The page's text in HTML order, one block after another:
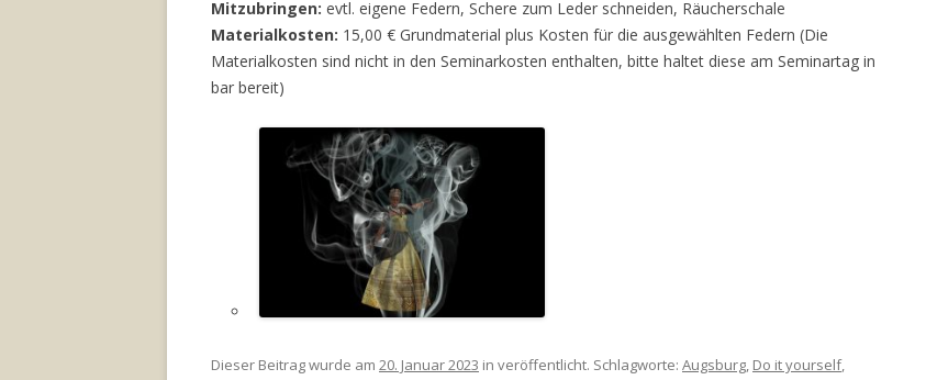
Mitzubringen: evtl. eigene Federn, Schere zum Leder schneiden, Räucherschale
Materialkosten: 15,00 € Grundmaterial plus Kosten für die ausgewählten Federn (Die
Materialkosten sind nicht in den Seminarkosten enthalten, bitte haltet diese am Seminartag in
bar bereit)
Dieser Beitrag wurde am 20. Januar 2023 in veröffentlicht. Schlagworte: Augsburg, Do it yourself,